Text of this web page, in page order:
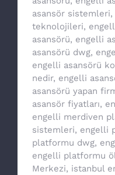
asansör sistemleri,
teknolojileri,
asansörü, engelli
asansörü dwg,
engelli asansörü
nedir, engelli
asansörü yapan
asansör fiyatları,
engelli merdiven
sistemleri, engelli
platformu dwg,
engelli platformu
Merkezi, istanbul